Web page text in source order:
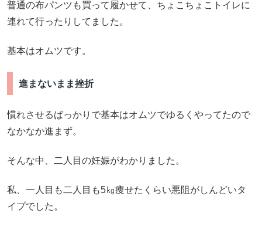
普通の布パンツも買って履かせて、ちょこちょこトイレに
連れて行ったりしてました。
基本はオムツです。
進まないまま挫折
慣れさせるばっかりで基本はオムツでゆるくやってたので
なかなか進まず。
そんな中、二人目の妊娠がわかりました。
私、一人目も二人目も5㎏痩せたくらい悪阻がしんどいタ
イプでした。